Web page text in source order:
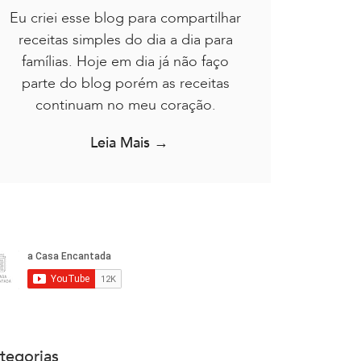
Eu criei esse blog para compartilhar
receitas simples do dia a dia para
famílias. Hoje em dia já não faço
parte do blog porém as receitas
continuam no meu coração.
Leia Mais →